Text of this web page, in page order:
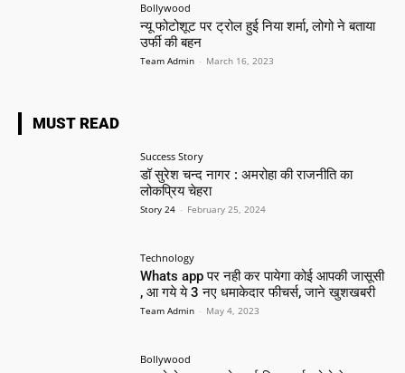
Bollywood
न्यू फोटोशूट पर ट्रोल हुई निया शर्मा, लोगो ने बताया
उर्फी की बहन
Team Admin - March 16, 2023
MUST READ
Success Story
डॉ सुरेश चन्द नागर : अमरोहा की राजनीति का
लोकप्रिय चेहरा
Story 24 - February 25, 2024
Technology
Whats app पर नही कर पायेगा कोई आपकी जासूसी
, आ गये ये 3 नए धमाकेदार फीचर्स, जाने खुशखबरी
Team Admin - May 4, 2023
Bollywood